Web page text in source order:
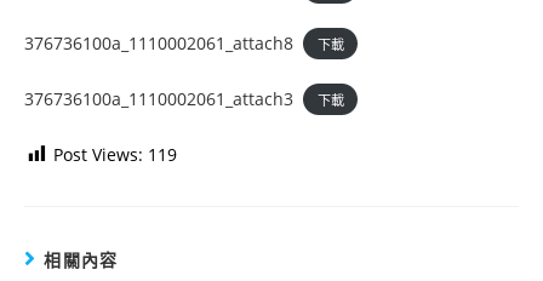
376736100a_1110002061_attach8 下載
376736100a_1110002061_attach3 下載
Post Views: 119
相關內容